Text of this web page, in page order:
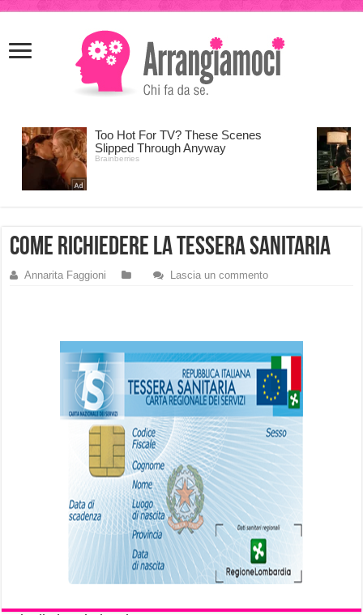
giriş
kingroyal
come richiedere la tessera sanitaria
Annarita Faggioni Lascia un commento